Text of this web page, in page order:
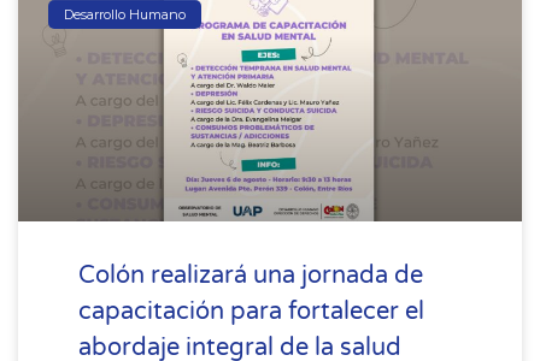
Desarrollo Humano
Colón realizará una jornada de
capacitación para fortalecer el
abordaje integral de la salud